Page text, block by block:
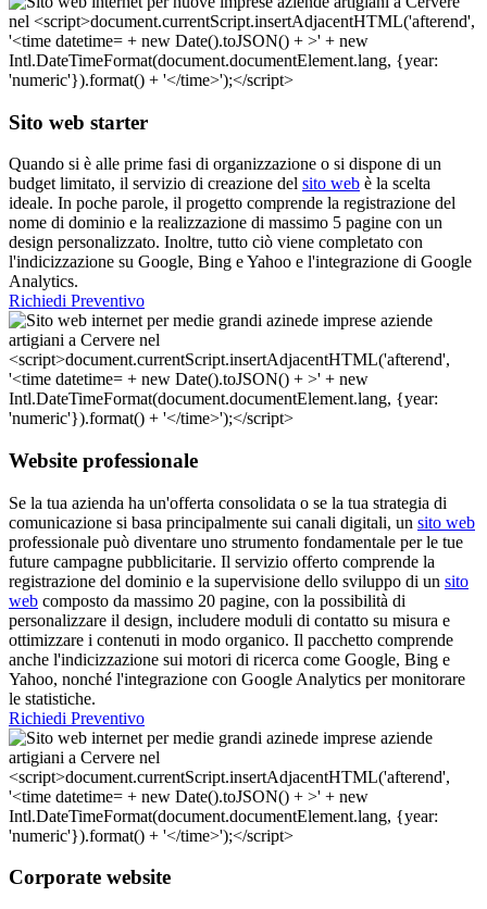
Sito web starter
Quando si è alle prime fasi di organizzazione o si dispone di un
budget limitato, il servizio di creazione del sito web è la scelta
ideale. In poche parole, il progetto comprende la registrazione del
nome di dominio e la realizzazione di massimo 5 pagine con un
design personalizzato. Inoltre, tutto ciò viene completato con
l'indicizzazione su Google, Bing e Yahoo e l'integrazione di Google
Analytics.
Richiedi Preventivo
Website professionale
Se la tua azienda ha un'offerta consolidata o se la tua strategia di
comunicazione si basa principalmente sui canali digitali, un sito web
professionale può diventare uno strumento fondamentale per le tue
future campagne pubblicitarie. Il servizio offerto comprende la
registrazione del dominio e la supervisione dello sviluppo di un sito
web composto da massimo 20 pagine, con la possibilità di
personalizzare il design, includere moduli di contatto su misura e
ottimizzare i contenuti in modo organico. Il pacchetto comprende
anche l'indicizzazione sui motori di ricerca come Google, Bing e
Yahoo, nonché l'integrazione con Google Analytics per monitorare
le statistiche.
Richiedi Preventivo
Corporate website